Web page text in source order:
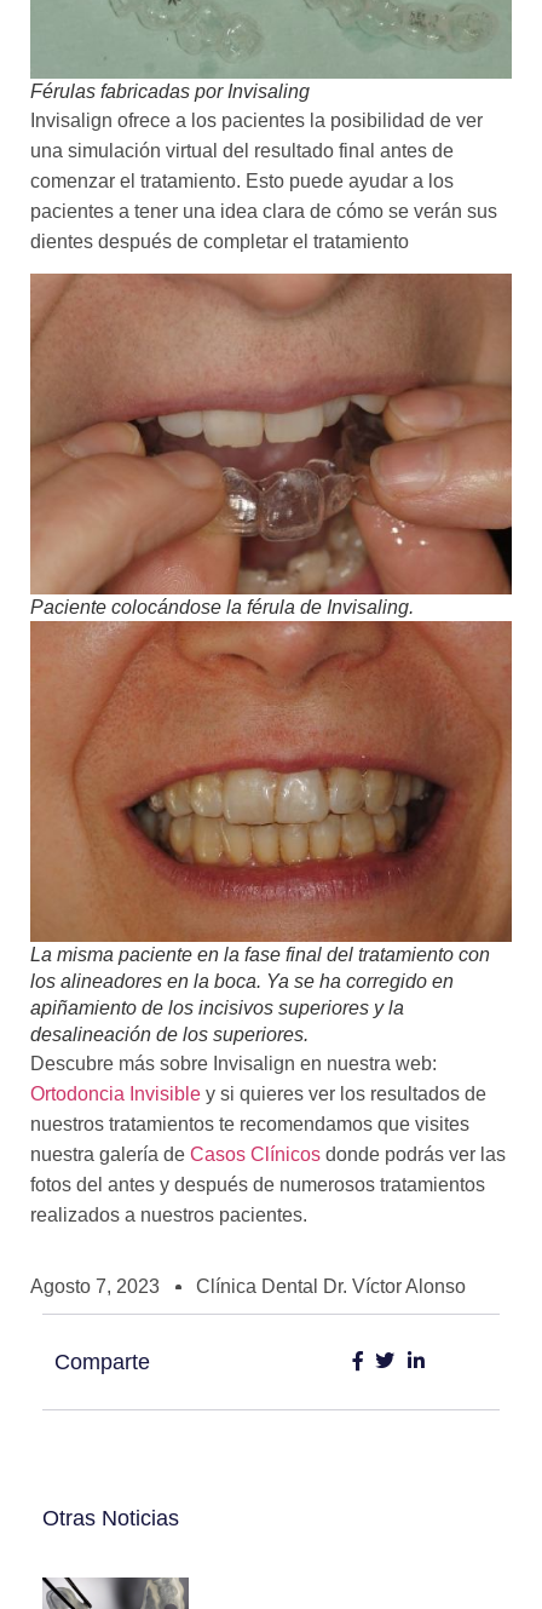
Férulas fabricadas por Invisaling
Invisalign ofrece a los pacientes la posibilidad de ver
una simulación virtual del resultado final antes de
comenzar el tratamiento. Esto puede ayudar a los
pacientes a tener una idea clara de cómo se verán sus
dientes después de completar el tratamiento
Paciente colocándose la férula de Invisaling.
La misma paciente en la fase final del tratamiento con
los alineadores en la boca. Ya se ha corregido en
apiñamiento de los incisivos superiores y la
desalineación de los superiores.
Descubre más sobre Invisalign en nuestra web:
Ortodoncia Invisible y si quieres ver los resultados de
nuestros tratamientos te recomendamos que visites
nuestra galería de Casos Clínicos donde podrás ver las
fotos del antes y después de numerosos tratamientos
realizados a nuestros pacientes.
Agosto 7, 2023 Clínica Dental Dr. Víctor Alonso
Comparte
Otras Noticias